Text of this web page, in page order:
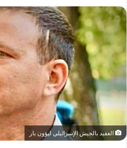
العقيد بالجيش الإسرائيلي ليؤون بار